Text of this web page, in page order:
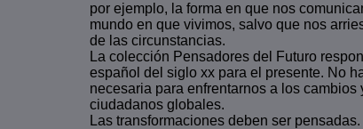
por ejemplo, la forma en que nos
mundo en que vivimos, salvo que nos
de las circunstancias.
La colección Pensadores del Futuro
español del siglo xx para el presente. No
necesaria para enfrentarnos a los
ciudadanos globales.
Las transformaciones deben ser